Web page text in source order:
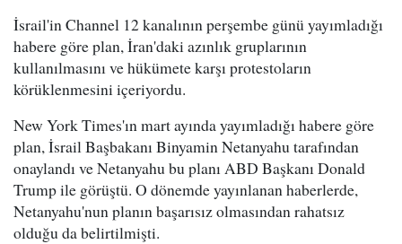
İsrail'in Channel 12 kanalının perşembe günü yayımladığı
habere göre plan, İran'daki azınlık gruplarının
kullanılmasını ve hükümete karşı protestoların
körüklenmesini içeriyordu.
New York Times'ın mart ayında yayımladığı habere göre
plan, İsrail Başbakanı Binyamin Netanyahu tarafından
onaylandı ve Netanyahu bu planı ABD Başkanı Donald
Trump ile görüştü. O dönemde yayınlanan haberlerde,
Netanyahu'nun planın başarısız olmasından rahatsız
olduğu da belirtilmişti.